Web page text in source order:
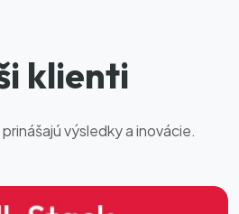
klienti
výsledky a inovácie.